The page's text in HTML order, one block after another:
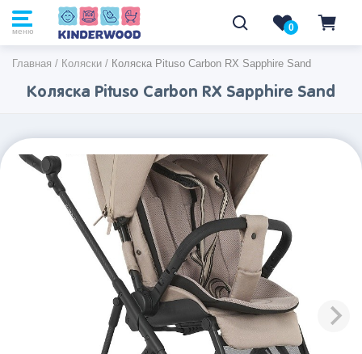
меню 0
Главная / Коляски / Коляска Pituso Carbon RX Sapphire Sand
Коляска Pituso Carbon RX Sapphire Sand